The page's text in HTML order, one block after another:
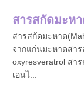
สารสกัดมะห
สารสกัดมะหาด
จากแก่นมะหาดสา
oxyresveratrol สา
เอนไ...